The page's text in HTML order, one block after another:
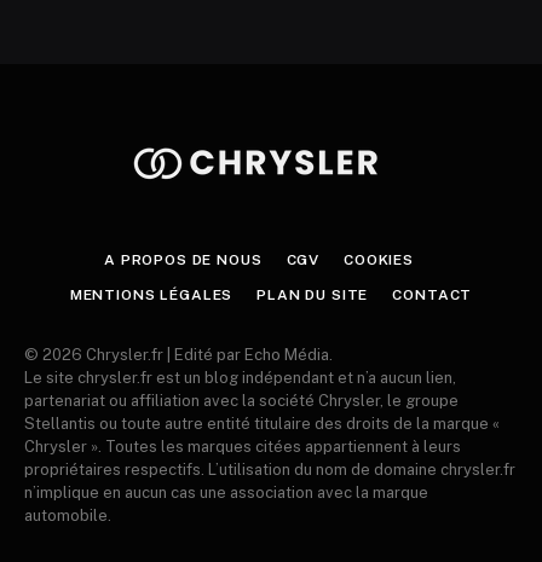
A PROPOS DE NOUS CGV COOKIES
MENTIONS LÉGALES PLAN DU SITE CONTACT
© 2026 Chrysler.fr | Edité par Echo Média.
Le site chrysler.fr est un blog indépendant et n’a aucun lien,
partenariat ou affiliation avec la société Chrysler, le groupe
Stellantis ou toute autre entité titulaire des droits de la marque «
Chrysler ». Toutes les marques citées appartiennent à leurs
propriétaires respectifs. L’utilisation du nom de domaine chrysler.fr
n’implique en aucun cas une association avec la marque
automobile.